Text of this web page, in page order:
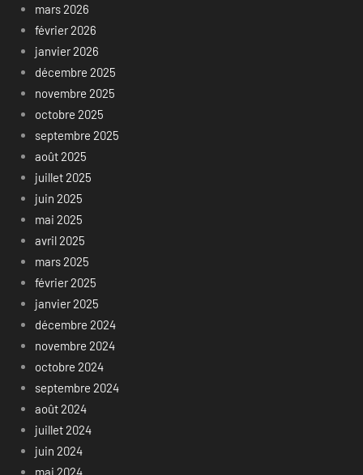
mars 2026
février 2026
janvier 2026
décembre 2025
novembre 2025
octobre 2025
septembre 2025
août 2025
juillet 2025
juin 2025
mai 2025
avril 2025
mars 2025
février 2025
janvier 2025
décembre 2024
novembre 2024
octobre 2024
septembre 2024
août 2024
juillet 2024
juin 2024
mai 2024